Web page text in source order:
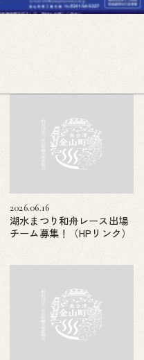
2026.06.16
湖水まつり和舟レース出場
チーム募集！（HPリンク）